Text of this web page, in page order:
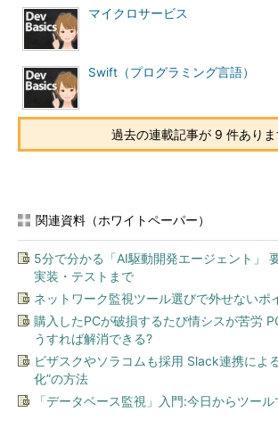
マイクロサービス
Swift（プログラミング言語）
過去の連載記事が 9 件ありま
関連資料（ホワイトペーパー）
5分で分かる「AI駆動開発エージェント」
実装・テストまで
ネットワーク監視ツール選びで外せないポ
購入したPCが破損するたび情シスが苦労
うすれば解消できる?
ビザスクやソラコムも採用 Slack連携によ
化”の方法
「データベース監視」入門:今日からツー